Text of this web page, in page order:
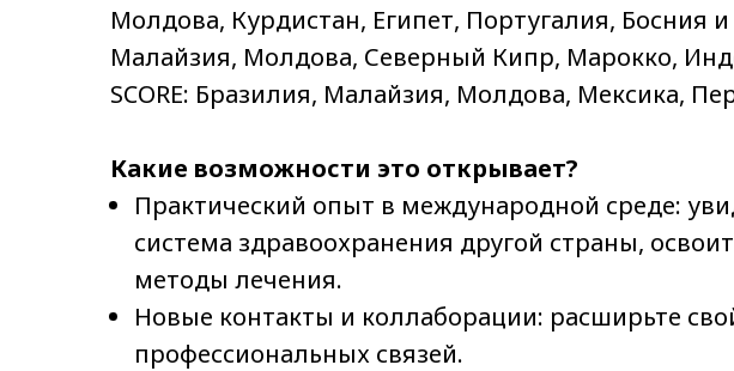
Молдова, Курдистан, Египет, Португалия, Босния и
Малайзия, Молдова, Северный Кипр, Марокко,
SCORE: Бразилия, Малайзия, Молдова, Мексика,
Какие возможности это открывает?
Практический опыт в международной среде:
система здравоохранения другой страны,
методы лечения.
Новые контакты и коллаборации: расширьте
профессиональных связей.